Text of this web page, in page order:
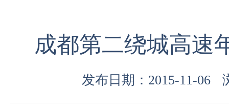
成都第二绕城高速
发布日期：2015-11-06